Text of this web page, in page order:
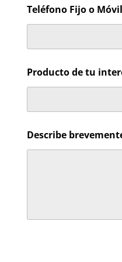
r
n
c
Teléfono Fijo o Móvil
Producto de tu
Describe